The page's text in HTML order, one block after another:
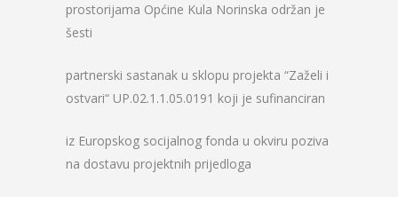
prostorijama Općine Kula Norinska održan je
šesti
partnerski sastanak u sklopu projekta “Zaželi i
ostvari“ UP.02.1.1.05.0191 koji je sufinanciran
iz Europskog socijalnog fonda u okviru poziva
na dostavu projektnih prijedloga